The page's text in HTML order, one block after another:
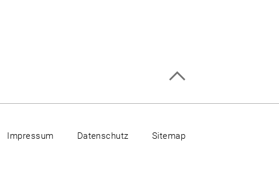
Impressum Datenschutz Sitemap